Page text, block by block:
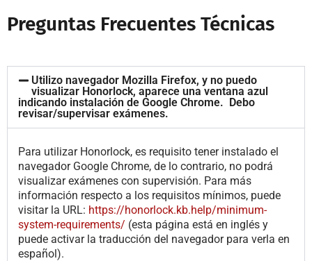
Preguntas Frecuentes Técnicas
Utilizo navegador Mozilla Firefox, y no puedo
visualizar Honorlock, aparece una ventana azul
indicando instalación de Google Chrome. Debo
revisar/supervisar exámenes.
Para utilizar Honorlock, es requisito tener instalado el
navegador Google Chrome, de lo contrario, no podrá
visualizar exámenes con supervisión. Para más
información respecto a los requisitos mínimos, puede
visitar la URL: https://honorlock.kb.help/minimum-
system-requirements/ (esta página está en inglés y
puede activar la traducción del navegador para verla en
español).